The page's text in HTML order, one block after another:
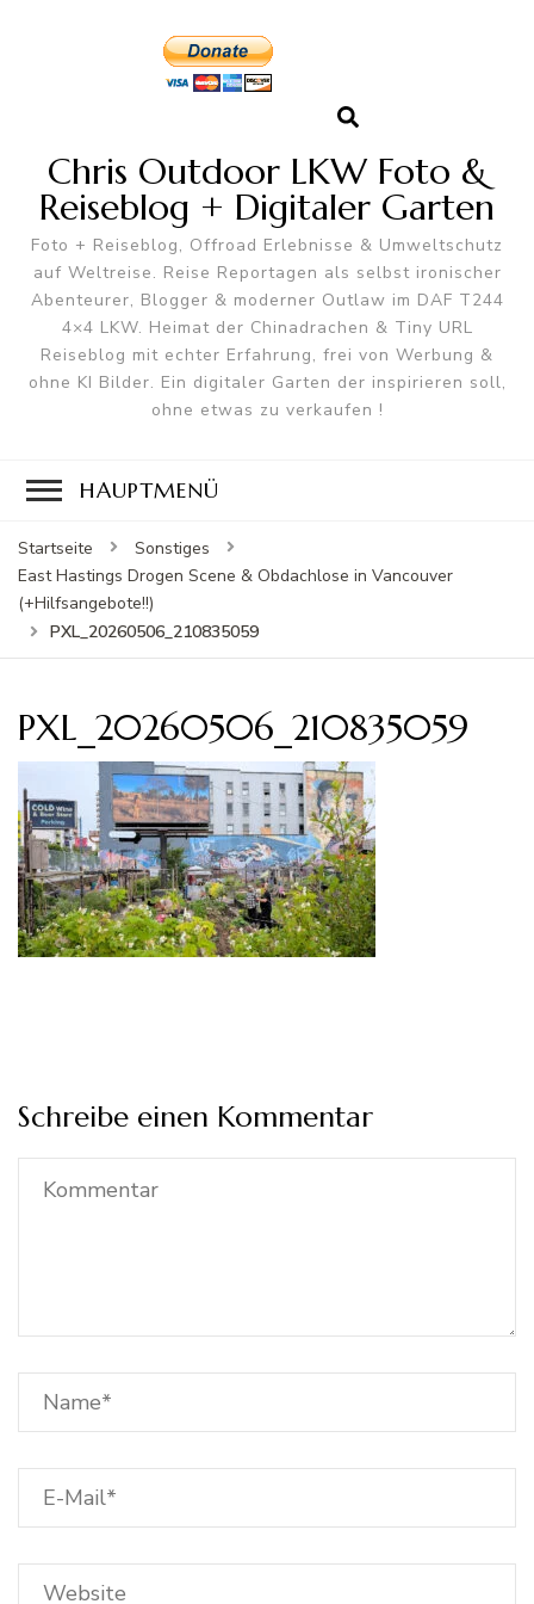
Chris Outdoor LKW Foto &
Reiseblog + Digitaler Garten
Foto + Reiseblog, Offroad Erlebnisse & Umweltschutz
auf Weltreise. Reise Reportagen als selbst ironischer
Abenteurer, Blogger & moderner Outlaw im DAF T244
4×4 LKW. Heimat der Chinadrachen & Tiny URL
Reiseblog mit echter Erfahrung, frei von Werbung &
ohne KI Bilder. Ein digitaler Garten der inspirieren soll,
ohne etwas zu verkaufen !
HAUPTMENÜ
Startseite
Sonstiges
East Hastings Drogen Scene & Obdachlose in Vancouver
(+Hilfsangebote!!)
PXL_20260506_210835059
PXL_20260506_210835059
Schreibe einen Kommentar